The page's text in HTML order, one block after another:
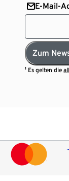
E-Mail-
Zum
¹ Es gelten die